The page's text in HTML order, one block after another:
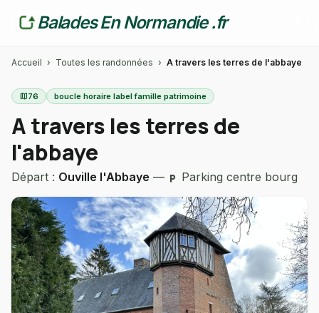
Balades En Normandie .fr
Accueil › Toutes les randonnées › A travers les terres de l'abbaye
map76 boucle horaire label famille patrimoine
A travers les terres de
l'abbaye
Départ : Ouville l'Abbaye — local_parking Parking centre bourg